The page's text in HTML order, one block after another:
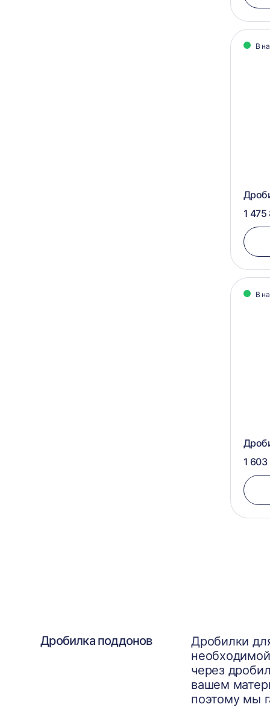
В
1
В
1
Дробилка поддонов
Дробилки
через
вашем
поэтому мы